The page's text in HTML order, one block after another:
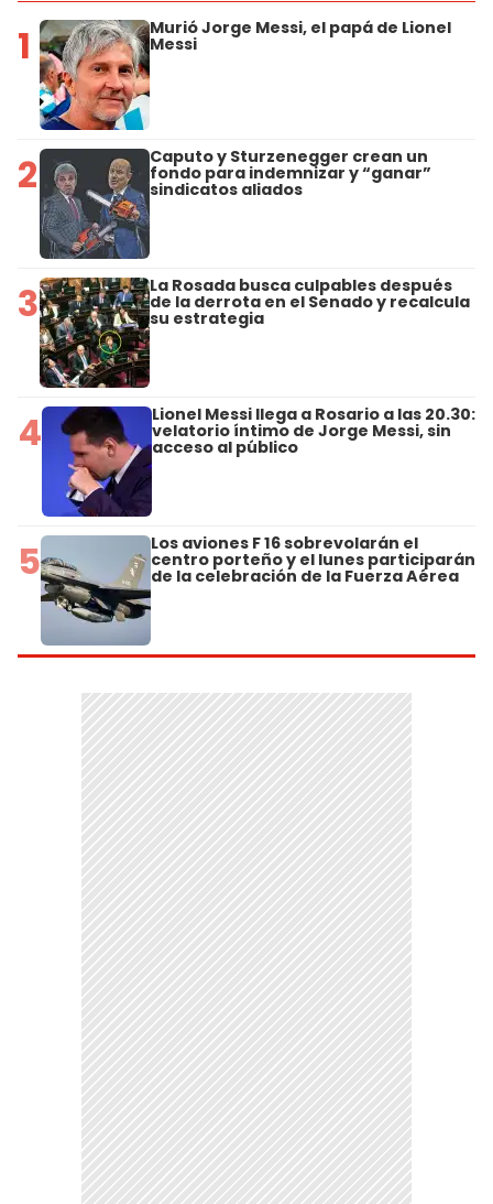
1 Murió Jorge Messi, el papá de Lionel
Messi
2 Caputo y Sturzenegger crean un
fondo para indemnizar y “ganar”
sindicatos aliados
3 La Rosada busca culpables después
de la derrota en el Senado y recalcula
su estrategia
4 Lionel Messi llega a Rosario a las 20.30:
velatorio íntimo de Jorge Messi, sin
acceso al público
5 Los aviones F 16 sobrevolarán el
centro porteño y el lunes participarán
de la celebración de la Fuerza Aérea